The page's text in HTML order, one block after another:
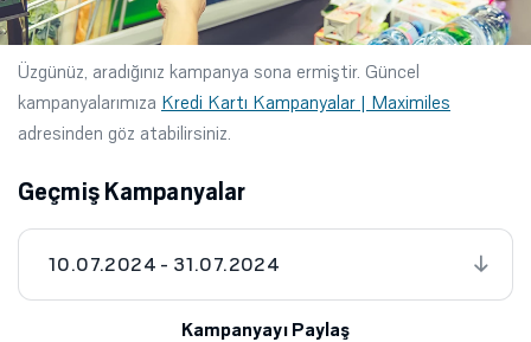
Üzgünüz, aradığınız kampanya sona ermiştir. Güncel
kampanyalarımıza Kredi Kartı Kampanyalar | Maximiles
adresinden göz atabilirsiniz.
Geçmiş Kampanyalar
10.07.2024 - 31.07.2024
Kampanyayı Paylaş